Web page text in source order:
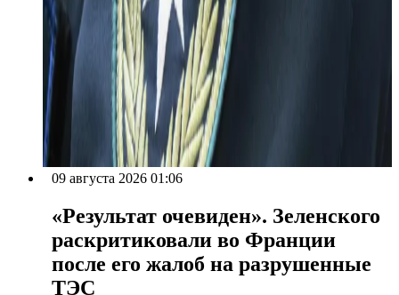
09 августа 2026 01:06
«Результат очевиден». Зеленского
раскритиковали во Франции
после его жалоб на разрушенные
ТЭС